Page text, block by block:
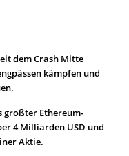
dem Crash Mitte
kämpfen und
größter Ethereum-
4 Milliarden USD und
Aktie.